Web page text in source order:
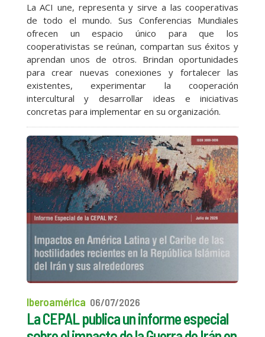
La ACI une, representa y sirve a las cooperativas
de todo el mundo. Sus Conferencias Mundiales
ofrecen un espacio único para que los
cooperativistas se reúnan, compartan sus éxitos y
aprendan unos de otros. Brindan oportunidades
para crear nuevas conexiones y fortalecer las
existentes, experimentar la cooperación
intercultural y desarrollar ideas e iniciativas
concretas para implementar en su organización.
Iberoamérica 06/07/2026
La CEPAL publica un informe especial